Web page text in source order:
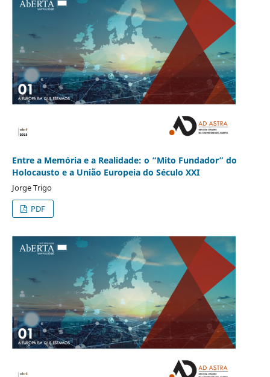
Entre a Memória e a Realidade: o “Mito Fundador” do
Holocausto e a União Europeia do Século XXI
Jorge Trigo
PDF